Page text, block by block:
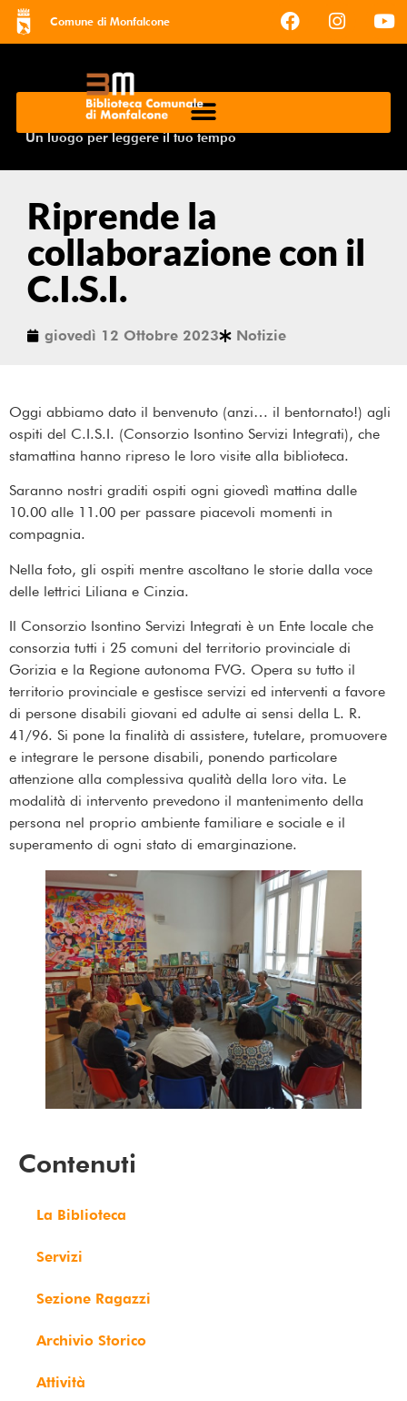
Comune di Monfalcone
Un luogo per leggere il tuo tempo
Riprende la
collaborazione con il
C.I.S.I.
giovedì 12 Ottobre 2023 Notizie
Oggi abbiamo dato il benvenuto (anzi… il bentornato!) agli
ospiti del C.I.S.I. (Consorzio Isontino Servizi Integrati), che
stamattina hanno ripreso le loro visite alla biblioteca.
Saranno nostri graditi ospiti ogni giovedì mattina dalle
10.00 alle 11.00 per passare piacevoli momenti in
compagnia.
Nella foto, gli ospiti mentre ascoltano le storie dalla voce
delle lettrici Liliana e Cinzia.
Il Consorzio Isontino Servizi Integrati è un Ente locale che
consorzia tutti i 25 comuni del territorio provinciale di
Gorizia e la Regione autonoma FVG. Opera su tutto il
territorio provinciale e gestisce servizi ed interventi a favore
di persone disabili giovani ed adulte ai sensi della L. R.
41/96. Si pone la finalità di assistere, tutelare, promuovere
e integrare le persone disabili, ponendo particolare
attenzione alla complessiva qualità della loro vita. Le
modalità di intervento prevedono il mantenimento della
persona nel proprio ambiente familiare e sociale e il
superamento di ogni stato di emarginazione.
Contenuti
La Biblioteca
Servizi
Sezione Ragazzi
Archivio Storico
Attività